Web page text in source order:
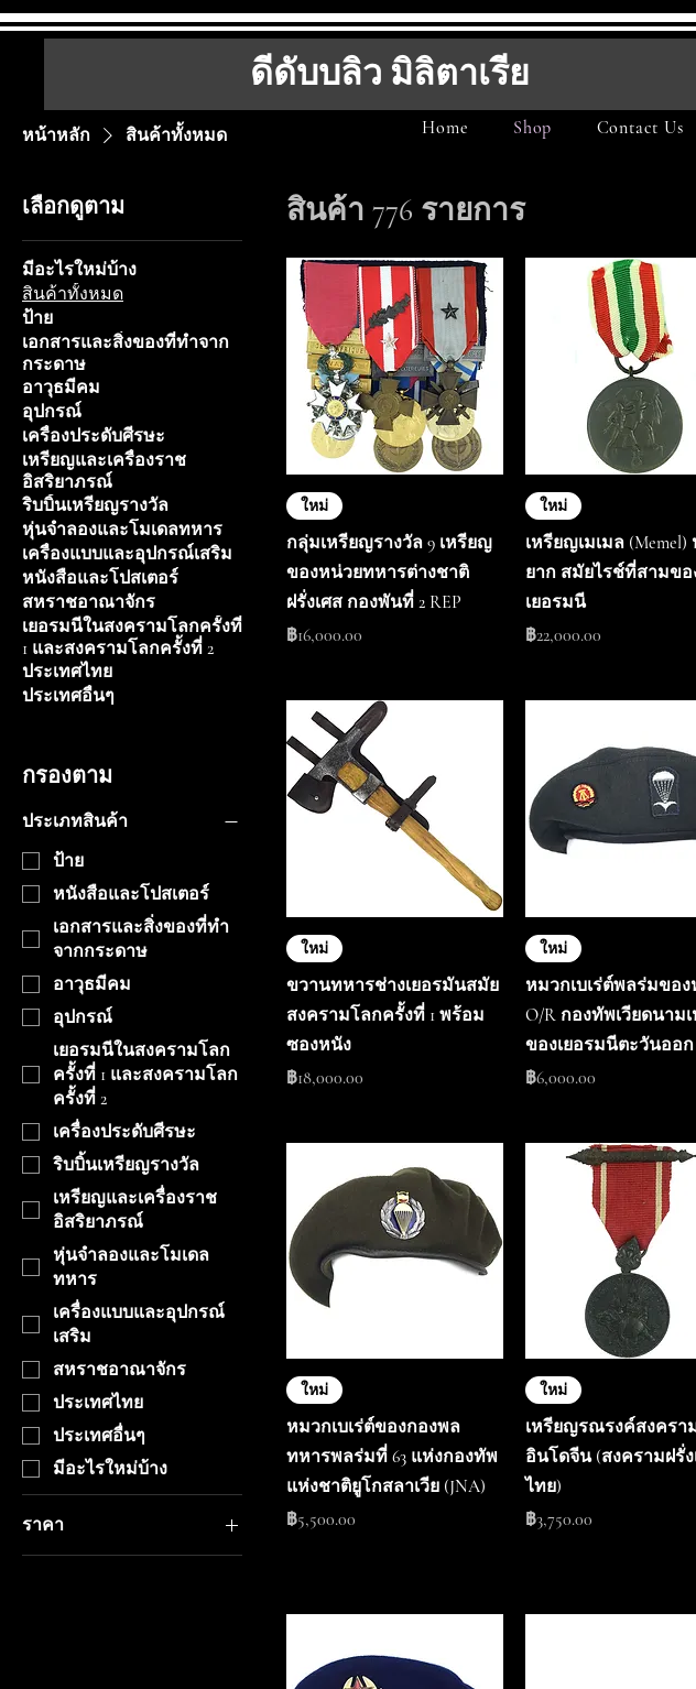
ดีดับบลิว มิลิตาเรีย
Home Shop Contact Us
หน้าหลัก สินค้าทั้งหมด
เลือกดูตาม
มีอะไรใหม่บ้าง
สินค้าทั้งหมด
ป้าย
เอกสารและสิ่งของที่ทำจาก
กระดาษ
อาวุธมีคม
อุปกรณ์
เครื่องประดับศีรษะ
เหรียญและเครื่องราช
อิสริยาภรณ์
ริบบิ้นเหรียญรางวัล
หุ่นจำลองและโมเดลทหาร
เครื่องแบบและอุปกรณ์เสริม
หนังสือและโปสเตอร์
สหราชอาณาจักร
เยอรมนีในสงครามโลกครั้งที่
1 และสงครามโลกครั้งที่ 2
ประเทศไทย
ประเทศอื่นๆ
กรองตาม
ประเภทสินค้า
ป้าย
หนังสือและโปสเตอร์
เอกสารและสิ่งของที่ทำ
จากกระดาษ
อาวุธมีคม
อุปกรณ์
เยอรมนีในสงครามโลก
ครั้งที่ 1 และสงครามโลก
ครั้งที่ 2
เครื่องประดับศีรษะ
ริบบิ้นเหรียญรางวัล
เหรียญและเครื่องราช
อิสริยาภรณ์
หุ่นจำลองและโมเดล
ทหาร
เครื่องแบบและอุปกรณ์
เสริม
สหราชอาณาจักร
ประเทศไทย
ประเทศอื่นๆ
มีอะไรใหม่บ้าง
ราคา
สินค้า 776 รายการ
ใหม่
กลุ่มเหรียญรางวัล 9 เหรียญ
ของหน่วยทหารต่างชาติ
ฝรั่งเศส กองพันที่ 2 REP
ราคา
฿16,000.00
ใหม่
เหรียญเมเมล (Memel)
ยาก สมัยไรช์ที่สามขอ
เยอรมนี
ราคา
฿22,000.00
ใหม่
ขวานทหารช่างเยอรมันสมัย
สงครามโลกครั้งที่ 1 พร้อม
ซองหนัง
ราคา
฿18,000.00
ใหม่
หมวกเบเร่ต์พลร่มขอ
O/R กองทัพเวียดนาม
ของเยอรมนีตะวันออก
ราคา
฿6,000.00
ใหม่
หมวกเบเร่ต์ของกองพล
ทหารพลร่มที่ 63 แห่งกองทัพ
แห่งชาติยูโกสลาเวีย (JNA)
ราคา
฿5,500.00
ใหม่
เหรียญรณรงค์สงครา
อินโดจีน (สงครามฝรั่ง
ไทย)
ราคา
฿3,750.00